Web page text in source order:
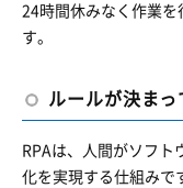
24時間休みなく作業を
す。
ルールが決まっ
RPAは、人間がソフト
化を実現する仕組みで